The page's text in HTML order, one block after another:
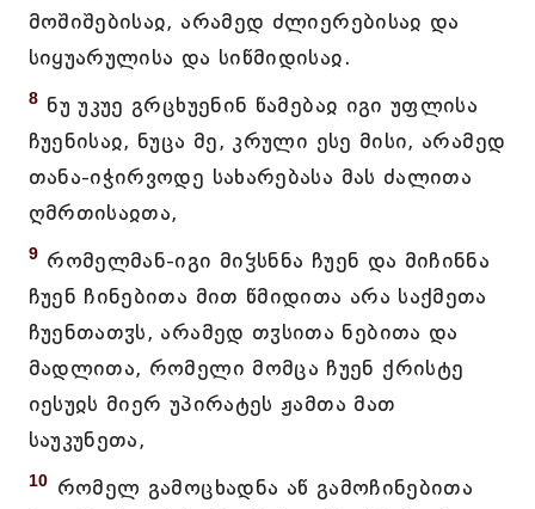
მოშიშებისაჲ, არამედ ძლიერებისაჲ და
სიყუარულისა და სიწმიდისაჲ.
8 ნუ უკუე გრცხუენინ წამებაჲ იგი უფლისა
ჩუენისაჲ, ნუცა მე, კრული ესე მისი, არამედ
თანა-იჭირვოდე სახარებასა მას ძალითა
ღმრთისაჲთა,
9 რომელმან-იგი მიჴსნნა ჩუენ და მიჩინნა
ჩუენ ჩინებითა მით წმიდითა არა საქმეთა
ჩუენთათჳს, არამედ თჳსითა ნებითა და
მადლითა, რომელი მომცა ჩუენ ქრისტე
იესუჲს მიერ უპირატეს ჟამთა მათ
საუკუნეთა,
10 რომელ გამოცხადნა აწ გამოჩინებითა